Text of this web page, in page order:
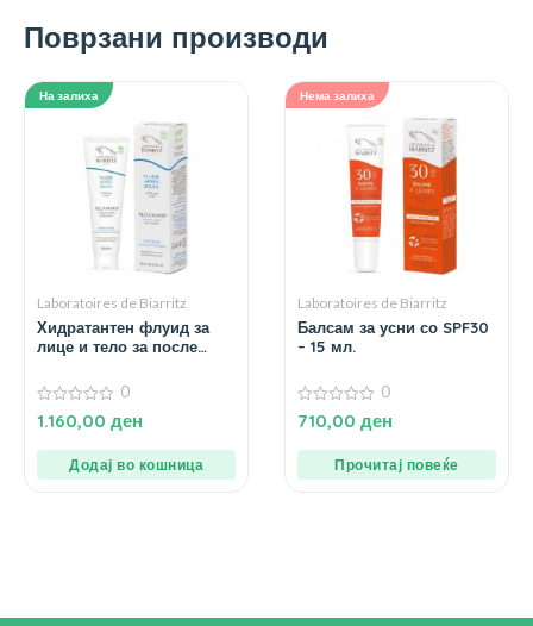
Поврзани производи
На залиха
Laboratoires de Biarritz
Хидратантен флуид за
лице и тело за после
0
од
0
1.160,00 ден
Додај во кошница
Нема залиха
Laboratoires de Biarritz
Балсам за усни со SPF30
– 15 мл.
0
од
0
710,00 ден
Прочитај повеќе